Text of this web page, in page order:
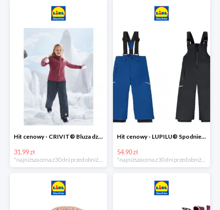
Hit cenowy - CRIVIT® Bluza dziewczęca z polaru
31.99 zł
Hit cenowy - LUPILU® Spodnie narciarskie chłopięce
54.90 zł